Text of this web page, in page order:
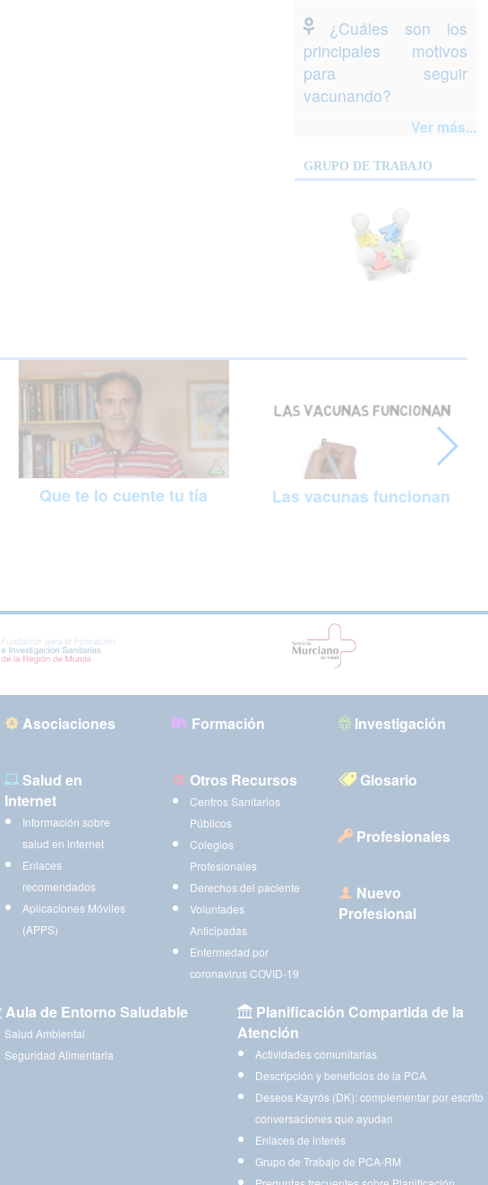
¿Cuáles son los
principales motivos
para seguir
vacunando?
Ver más...
GRUPO DE TRABAJO
Que te lo cuente tu tía Las vacunas funcionan
Asociaciones Formación Investigación
Salud en
Internet
Información sobre
salud en internet
Enlaces
recomendados
Aplicaciones Móviles
(APPS)
Otros Recursos
Centros Sanitarios
Públicos
Colegios
Profesionales
Derechos del paciente
Voluntades
Anticipadas
Enfermedad por
coronavirus COVID-19
Glosario
Profesionales
Nuevo
Profesional
Aula de Entorno Saludable
Salud Ambiental
Seguridad Alimentaria
Planificación Compartida de la
Atención
Actividades comunitarias
Descripción y beneficios de la PCA
Deseos Kayrós (DK): complementar por escrito
conversaciones que ayudan
Enlaces de interés
Grupo de Trabajo de PCA-RM